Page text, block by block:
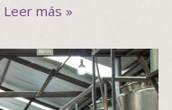
Leer más »